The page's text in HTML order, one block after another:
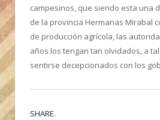
campesinos, que siendo esta una
de la provincia Hermanas Mirabal
de producción agrícola, las
años los tengan tan olvidados, a
sentirse decepcionados con los
SHARE.